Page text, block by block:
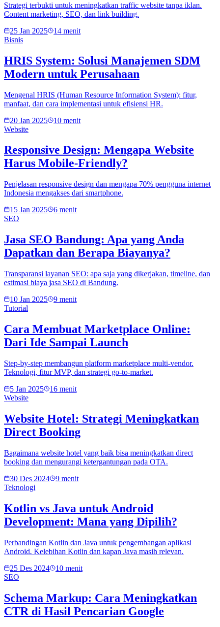
Strategi terbukti untuk meningkatkan traffic website tanpa iklan.
Content marketing, SEO, dan link building.
25 Jan 2025
14 menit
Bisnis
HRIS System: Solusi Manajemen SDM
Modern untuk Perusahaan
Mengenal HRIS (Human Resource Information System): fitur,
manfaat, dan cara implementasi untuk efisiensi HR.
20 Jan 2025
10 menit
Website
Responsive Design: Mengapa Website
Harus Mobile-Friendly?
Penjelasan responsive design dan mengapa 70% pengguna internet
Indonesia mengakses dari smartphone.
15 Jan 2025
6 menit
SEO
Jasa SEO Bandung: Apa yang Anda
Dapatkan dan Berapa Biayanya?
Transparansi layanan SEO: apa saja yang dikerjakan, timeline, dan
estimasi biaya jasa SEO di Bandung.
10 Jan 2025
9 menit
Tutorial
Cara Membuat Marketplace Online:
Dari Ide Sampai Launch
Step-by-step membangun platform marketplace multi-vendor.
Teknologi, fitur MVP, dan strategi go-to-market.
5 Jan 2025
16 menit
Website
Website Hotel: Strategi Meningkatkan
Direct Booking
Bagaimana website hotel yang baik bisa meningkatkan direct
booking dan mengurangi ketergantungan pada OTA.
30 Des 2024
9 menit
Teknologi
Kotlin vs Java untuk Android
Development: Mana yang Dipilih?
Perbandingan Kotlin dan Java untuk pengembangan aplikasi
Android. Kelebihan Kotlin dan kapan Java masih relevan.
25 Des 2024
10 menit
SEO
Schema Markup: Cara Meningkatkan
CTR di Hasil Pencarian Google